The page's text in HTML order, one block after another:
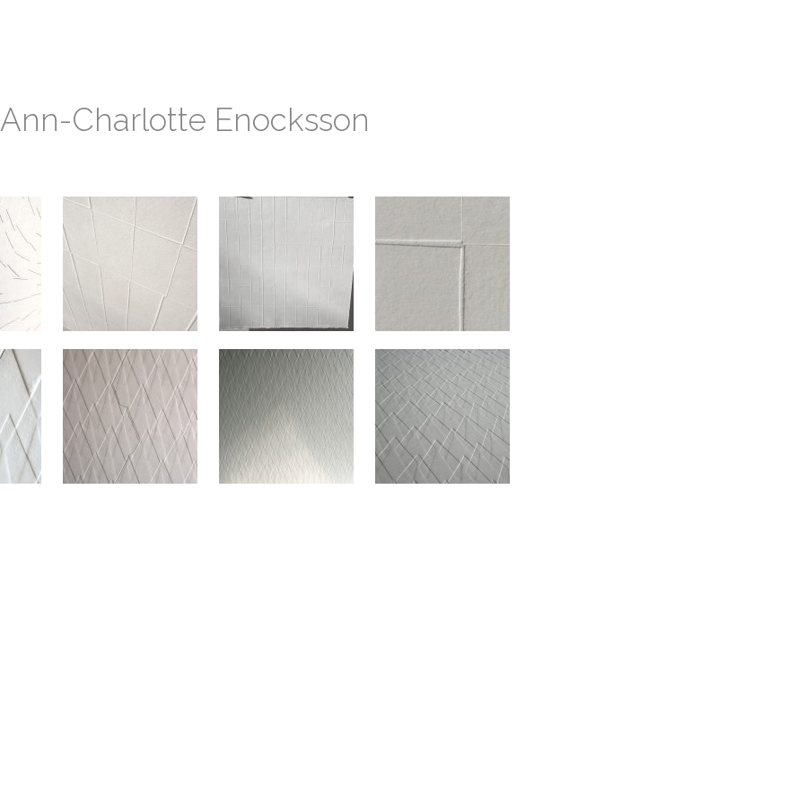
Ann-Charlotte Enocksson